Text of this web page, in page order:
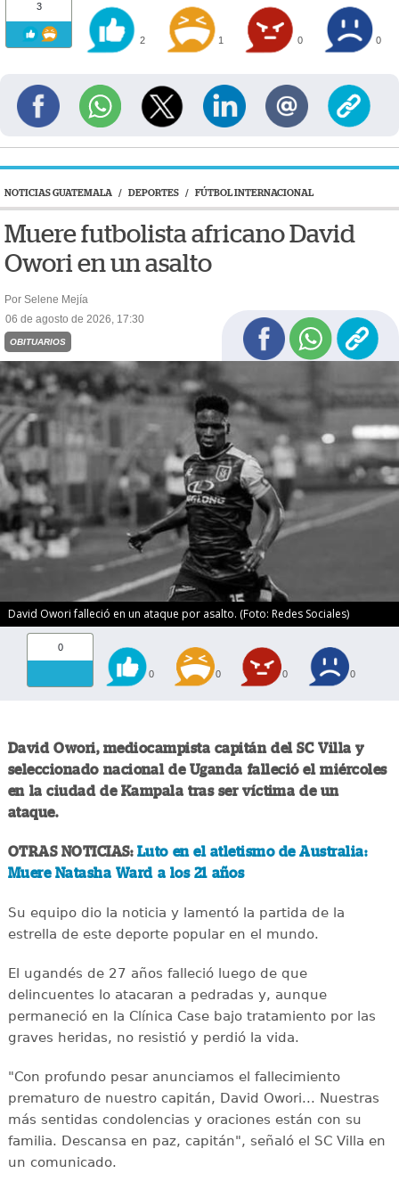
3
2 1 0 0
NOTICIAS GUATEMALA / DEPORTES / FÚTBOL INTERNACIONAL
Muere futbolista africano David
Owori en un asalto
Por Selene Mejía
06 de agosto de 2026, 17:30
OBITUARIOS
David Owori falleció en un ataque por asalto. (Foto: Redes Sociales)
0
0 0 0 0
David Owori, mediocampista capitán del SC Villa y
seleccionado nacional de Uganda falleció el miércoles
en la ciudad de Kampala tras ser víctima de un
ataque.
OTRAS NOTICIAS: Luto en el atletismo de Australia:
Muere Natasha Ward a los 21 años
Su equipo dio la noticia y lamentó la partida de la
estrella de este deporte popular en el mundo.
El ugandés de 27 años falleció luego de que
delincuentes lo atacaran a pedradas y, aunque
permaneció en la Clínica Case bajo tratamiento por las
graves heridas, no resistió y perdió la vida.
"Con profundo pesar anunciamos el fallecimiento
prematuro de nuestro capitán, David Owori... Nuestras
más sentidas condolencias y oraciones están con su
familia. Descansa en paz, capitán", señaló el SC Villa en
un comunicado.